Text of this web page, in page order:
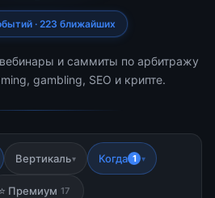
· 223 ближайших
и саммиты по арбитражу
gambling, SEO и крипте.
Вертикаль▾ Когда 1 ▾
⭐ Премиум 17